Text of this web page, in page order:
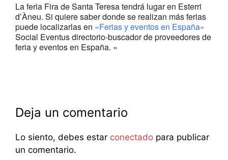
La feria Fira de Santa Teresa tendrá lugar en Esterri
d’Àneu. Si quiere saber donde se realizan más ferias
puede localizarlas en «Ferias y eventos en España»
Social Eventus directorio-buscador de proveedores de
feria y eventos en España. «
Deja un comentario
Lo siento, debes estar conectado para publicar
un comentario.